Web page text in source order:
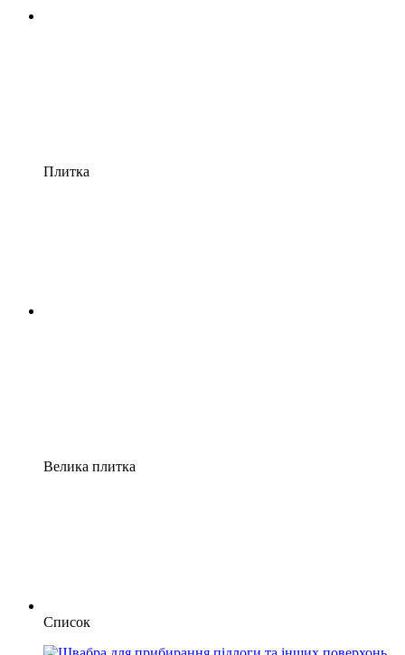
Плитка
Велика плитка
Список